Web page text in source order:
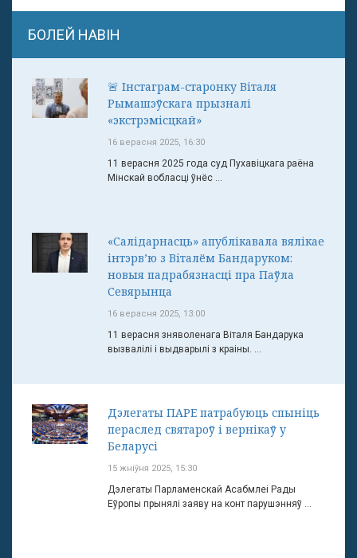
БОЛЕЙ НАВІН
🚨 Інстаграм-старонку Віталя
Рымашэўскага прызналі
«экстрэмісцкай»
16 верасня 2025, 16:30
11 верасня 2025 года суд Пухавіцкага раёна
Мінскай вобласці ўнёс ...
«Салідарнасць» апублікавала вялікае
інтэрв’ю з Віталём Бандаруком:
новыя падрабязнасці пра Паўла
Севярынца
16 верасня 2025, 13:00
11 верасня зняволенага Віталя Бандарука
вызвалілі і выдварылі з краіны. ...
Дэлегаты ПАРЕ патрабуюць спыніць
пераслед святароў і вернікаў у
Беларусі
15 жніўня 2025, 15:30
Дэлегаты Парламенскай Асабмлеі Рады
Еўропы прынялі заяву на конт парушэнняў ...